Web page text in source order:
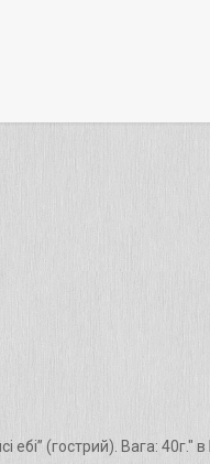
ебі” (гострий). Вага: 40г."